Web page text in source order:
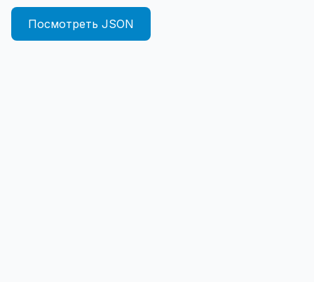
Посмотреть JSON